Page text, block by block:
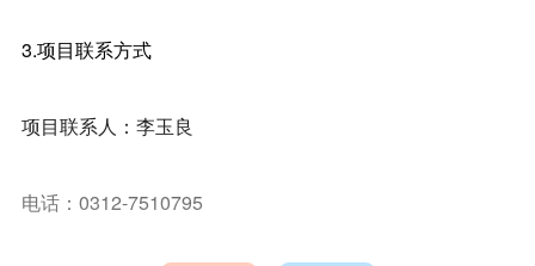
3.项目联系方式
项目联系人：李玉良
电话：0312-7510795